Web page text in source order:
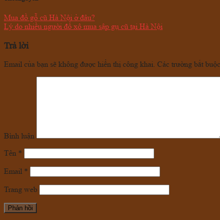
Mua đồ gỗ cũ Hà Nội ở đâu?
Lý do nhiều người đổ xô mua sập gụ cũ tại Hà Nội
Trả lời
Email của bạn sẽ không được hiển thị công khai. Các trường bắt
Bình luận
Tên *
Email *
Trang web